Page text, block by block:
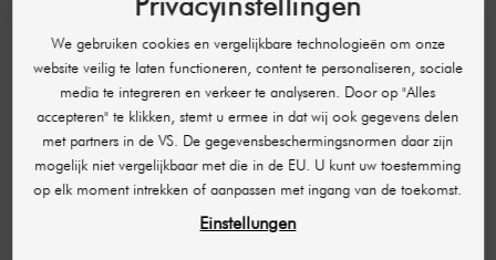
gratis training, documentatie over de workshop,
informatie voor klanten en een certificaat. Meer
informatie vindt u onder de rubriek Academie-
trainingen.
OFFERTE AANVRAGEN
650 nm 755 nm
We gebruiken cookies en vergelijkbare technologieën om onze
website veilig te laten functioneren, content te personaliseren, sociale
media te integreren en verkeer te analyseren. Door op "Alles
accepteren" te klikken, stemt u ermee in dat wij ook gegevens delen
met partners in de VS. De gegevensbeschermingsnormen daar zijn
mogelijk niet vergelijkbaar met die in de EU. U kunt uw toestemming
op elk moment intrekken of aanpassen met ingang van de toekomst.
Einstellungen